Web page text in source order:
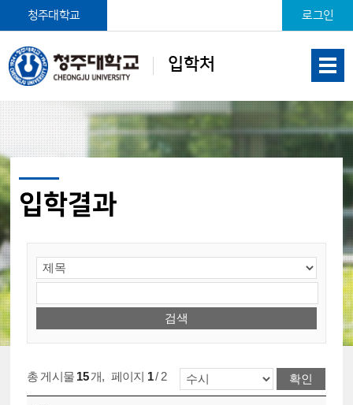
입학처
청주대학교 로그인
입학결과
총 게시물 15개, 페이지 1/ 2